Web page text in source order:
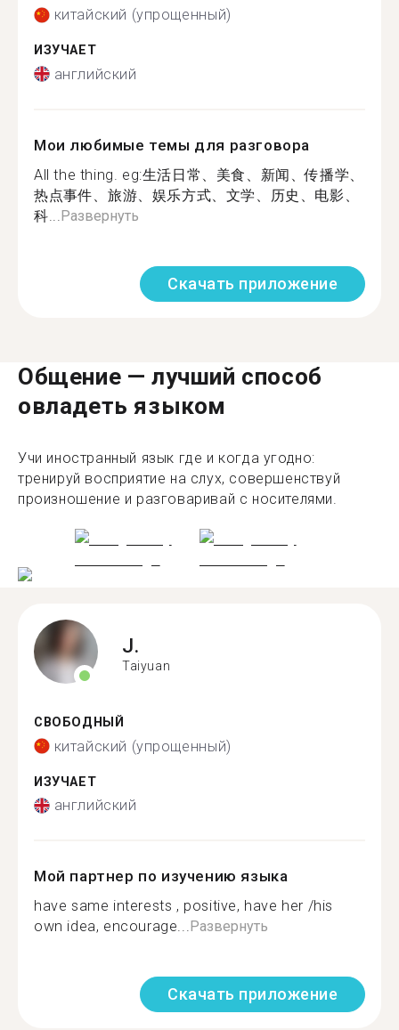
китайский (упрощенный)
ИЗУЧАЕТ
английский
Мои любимые темы для разговора
All the thing. eg:生活日常、美食、新闻、传播学、
热点事件、旅游、娱乐方式、文学、历史、电影、
科... Развернуть
Скачать приложение
Общение — лучший способ
овладеть языком
Учи иностранный язык где и когда угодно:
тренируй восприятие на слух, совершенствуй
произношение и разговаривай с носителями.
J.
Taiyuan
СВОБОДНЫЙ
китайский (упрощенный)
ИЗУЧАЕТ
английский
Мой партнер по изучению языка
have same interests , positive, have her /his
own idea, encourage...Развернуть
Скачать приложение